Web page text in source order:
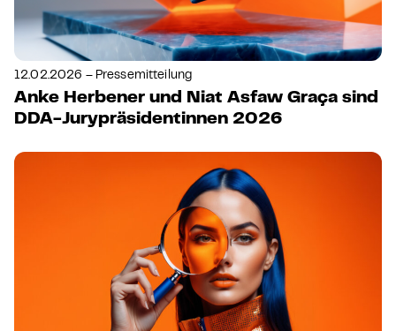
12.02.2026 – Pressemitteilung
Anke Herbener und Niat Asfaw Graça sind
DDA-Jurypräsidentinnen 2026